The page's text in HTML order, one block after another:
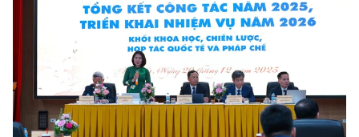
Năng lượng nguyên tử
Nhiệm vụ trọng tâm
Chọn ngôn ngữ
Vietnamese English